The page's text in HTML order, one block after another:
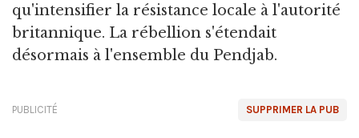
qu'intensifier la résistance locale à l'autorité
britannique. La rébellion s'étendait
désormais à l'ensemble du Pendjab.
SUPPRIMER LA PUB
PUBLICITÉ